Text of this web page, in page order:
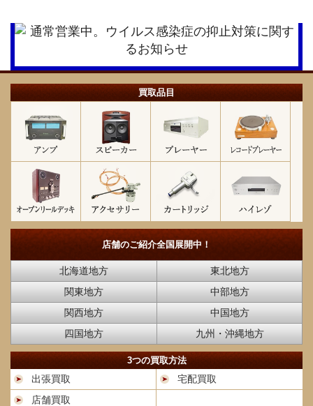
買取品目
店舗のご紹介全国展開中！
北海道地方
東北地方
関東地方
中部地方
関西地方
中国地方
四国地方
九州・沖縄地方
3つの買取方法
出張買取
宅配買取
店舗買取